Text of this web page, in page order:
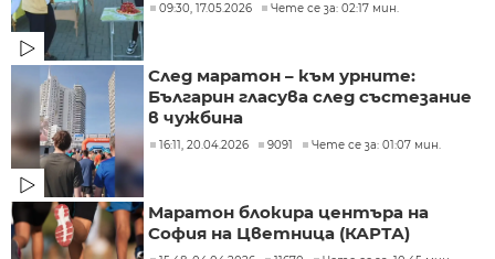
09:30, 17.05.2026 Чете се за: 02:17 мин.
След маратон – към урните:
Българин гласува след състезание
в чужбина
16:11, 20.04.2026 9091 Чете се за: 01:07 мин.
Маратон блокира центъра на
София на Цветница (КАРТА)